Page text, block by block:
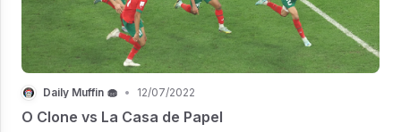
Daily Muffin 🧁 • 12/07/2022
O Clone vs La Casa de Papel